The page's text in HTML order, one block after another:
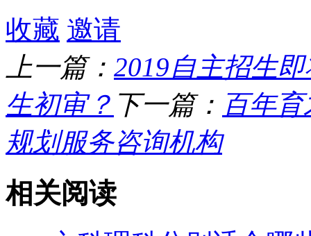
收藏 邀请
上一篇： 2019自主招生
生初审？ 下一篇： 百年
规划服务咨询机构
相关阅读